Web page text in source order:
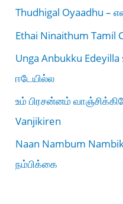
Thudhigal Oyaadhu –
Ethai Ninaithum Tamil
Unga Anbukku
ஈடேயில்ல
உம் பிரசன்னம்
Vanjikiren
Naan Nambum
நம்பிக்கை